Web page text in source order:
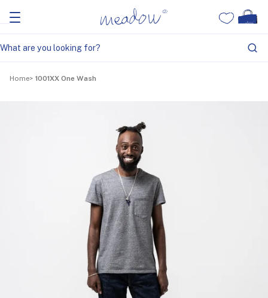
Home 1001XX One Wash